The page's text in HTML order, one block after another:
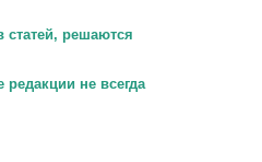
решаются
редакции не всегда